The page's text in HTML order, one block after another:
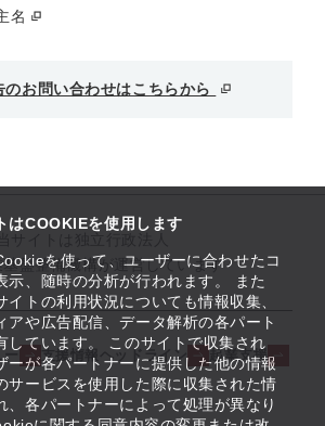
はCOOKIEを使用します
を使って、ユーザーに合わせたコ
示、随時の分析が行われます。 また
イトの利用状況についても情報収集、
アや広告配信、データ解析の各パート
しています。 このサイトで収集され
ーが各パートナーに提供した他の情報
サービスを使用した際に収集された情
、各パートナーによって処理が異なり
名
のお問い合わせはこちらから
盤整備機構が運営しています
ー 支援情報ヘッドライン
起業支援